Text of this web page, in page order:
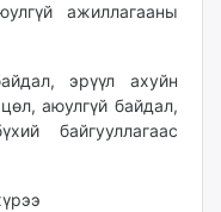
ажиллагааны
эрүүл ахуйн
аюулгүй байдал,
байгууллагаас